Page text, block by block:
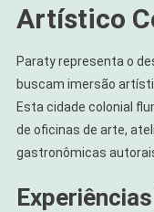
Artístico
Paraty representa o
buscam imersão
Esta cidade colonial
de oficinas de arte,
gastronômicas